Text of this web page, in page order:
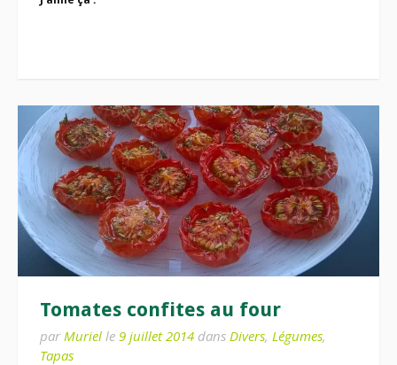
Tomates confites au four
par Muriel le 9 juillet 2014 dans Divers, Légumes,
Tapas